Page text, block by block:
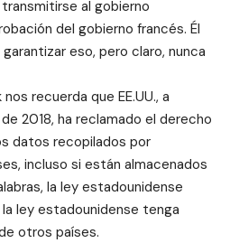
al gobierno
del gobierno francés. Él
eso, pero claro, nunca
recuerda que EE.UU., a
2018, ha reclamado el derecho
datos recopilados por
incluso si están almacenados
la ley estadounidense
ley estadounidense tenga
otros países.